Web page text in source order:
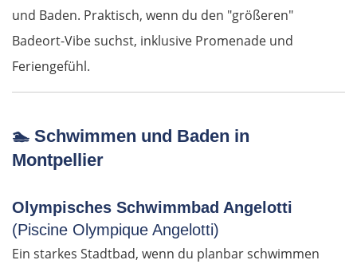
und Baden. Praktisch, wenn du den "größeren"
Badeort-Vibe suchst, inklusive Promenade und
Feriengefühl.
🏊 Schwimmen und Baden in
Montpellier
Olympisches Schwimmbad Angelotti
(Piscine Olympique Angelotti)
Ein starkes Stadtbad, wenn du planbar schwimmen
Suwałki
Ełk
Wyszków
Żyrardów